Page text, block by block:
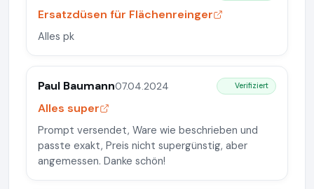
Ersatzdüsen für Flächenreinger
Alles pk
Paul Baumann07.04.2024 Verifiziert
Alles super
Prompt versendet, Ware wie beschrieben und
passte exakt, Preis nicht supergünstig, aber
angemessen. Danke schön!